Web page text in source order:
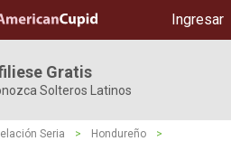
Ingresar
Gratis
Solteros Latinos
Seria > Hondureño
>